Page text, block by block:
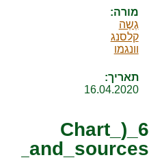
מורה:
גֶשֶה
קלסנג
וונגמו
תאריך:
16.04.2020
6_(Chart_